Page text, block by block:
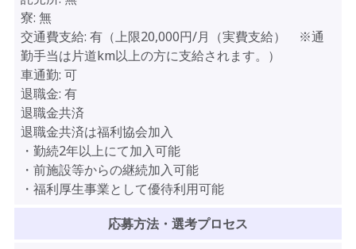
寮: 無
交通費支給: 有（上限20,000円/月（実費支給） ※通
勤手当は片道km以上の方に支給されます。）
車通勤: 可
退職金: 有
退職金共済
退職金共済は福利協会加入
・勤続2年以上にて加入可能
・前施設等からの継続加入可能
・福利厚生事業として優待利用可能
応募方法・選考プロセス